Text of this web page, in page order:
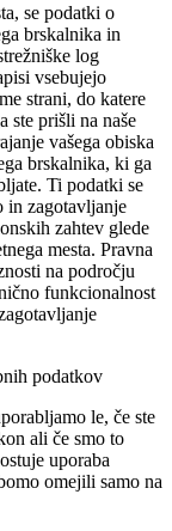
se podatki o
brskalnika in
log
vsebujejo
strani, do katere
ste prišli na naše
vašega obiska
brskalnika, ki ga
Ti podatki se
in zagotavljanje
zahtev glede
mesta. Pravna
na področju
funkcionalnost
podatkov
le, če ste
ali če smo to
uporaba
omejili samo na